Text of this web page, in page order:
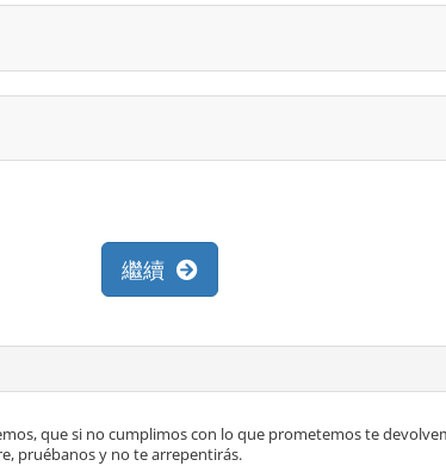
繼續
que si no cumplimos con lo que prometemos te
pruébanos y no te arrepentirás.